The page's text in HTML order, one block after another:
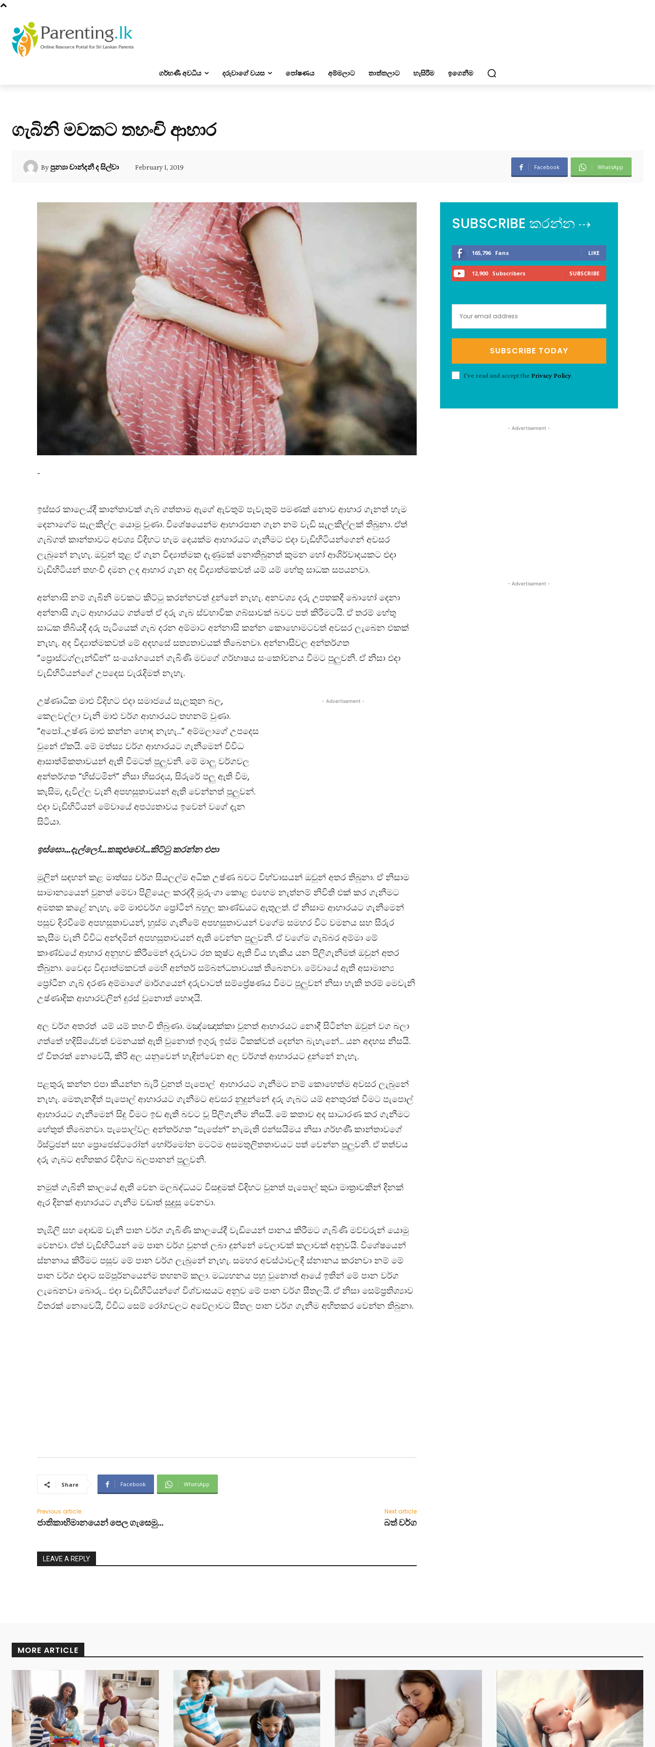
ගර්භණී අවධිය දරුවාගේ වයස පෝෂණය අම්මලාට තාත්තලාට හැසිරීම ඉගෙනීම
ගැබිනි මවකට තහංචි ආහාර
Byපුන්‍යා චාන්දනී ද සිල්වා February 1, 2019 Facebook WhatsApp
-
ඉස්සර කාලෙය්දී කාන්තාවක් ගැබ් ගත්තාම ඇගේ ඇවතුම් පැවැතුම් පමණක් නොව ආහාර ගැනත් හැම
දෙනාගේම සැලකිල්ල යොමු වුණා. විශේෂයෙන්ම ආහාරපාන ගැන නම් වැඩි සැලකිල්ලක් තිබුනා. ඒත්
ගැබ්ගත් කාන්තාවට අවශ්‍ය විදිහට හැම දෙයක්ම ආහාරයට ගැනීමට එදා වැඩිහිටියන්ගෙන් අවසර
ලැබුනේ නැහැ. ඔවුන් තුළ ඒ ගැන විද්‍යාත්මක දැණුමක් නොතිබුනත් කුමන හෝ ආශිර්වාදයකට එදා
වැඩිහිටියන් තහංචි දමන ලද ආහාර ගැන අද විද්‍යාත්මකවත් යම් යම් හේතු සාධක සපයනවා.
අන්නාසි නම් ගැබිනි මවකට කිට්ටු කරන්නවත් දුන්නේ නැහැ. අනවශ්‍ය දරු උපතකදී බොහෝ දෙනා
අන්නාසි ගැට ආහාරයට ගත්තේ ඒ දරු ගැබ ස්වභාවික ගබ්සාවක් බවට පත් කිරීමටයි. ඒ තරම් හේතු
සාධක තිබියදී දරු පැටියෙක් ගැබ දරන අම්මාට අන්නාසි කන්න කොහොමටවත් අවසර ලැබෙන එකක්
නැහැ. අද විද්‍යාත්මකවත් මේ අදහසේ සත්‍යතාවයක් තිබෙනවා. අන්නාසිවල අන්තර්ගත
“ප්‍රොස්ටග්ලැන්ඩින්” සංයෝගයෙන් ගැබිණි මවගේ ගර්භාෂය සංකෝචනය වීමට පුලුවනි. ඒ නිසා එදා
වැඩිහිටියන්ගේ උපදෙස වැරැදිමත් නැහැ.
- Advertisement -
උෂ්ණාධික මාළු විදිහට එදා සමාජයේ සැලකුන බල,
කෙලවල්ලා වැනි මාළු වර්ග ආහාරයට තහනම් වුණා.
“අපෝ…උෂ්ණ මාළු කන්න හොඳ නැහැ…” අම්මලාගේ උපදෙස
වුනේ ඒකයි. මේ මත්ස්‍ය වර්ග ආහාරයට ගැනීමෙන් විවිධ
ආසාත්මිකතාවයන් ඇති වීමටත් පුලුවනි. මේ මාලු වර්ගවල
අන්තර්ගත “හිස්ටමින්” නිසා හිසරදය, සිරුරේ පලු ඇති විම,
කැසිම, දැවිල්ල වැනි අපහසුතාවයන් ඇති වෙන්නත් පුලුවන්.
එදා වැඩිහිටියන් මේවායේ අපථ්‍යතාවය ඉවෙන් වගේ දැන
සිටියා.
ඉස්සො…දැල්ලෝ…කකුළුවෝ…කිට්ටු කරන්න එපා
මුලින් සඳහන් කළ මාත්ස්‍ය වර්ග සියලල්ම අධික උෂ්ණ බවට විහ්වාසයන් ඔවුන් අතර තිබුනා. ඒ නිසාම
සාමාන්‍යයෙන් වුනත් මේවා පිළියෙල කරද්දී මුරුංගා කොළ එහෙම නැත්නම් නිවිති එක් කර ගැනීමට
අමතක කළේ නැහැ. මේ මාළුවර්ග ප්‍රෝටීන් බහුල කාණ්ඩයට ඇතුලත්. ඒ නිසාම ආහාරයට ගැනීමෙන්
පසුව දිරවීමේ අපහසුතාවයන්, හුස්ම ගැනීමේ අපහසුතාවයන් වගේම සමහර විට වමනය සහ සිරුර
කැසීම වැනි විවිධ අන්දමින් අපහසුතාවයන් ඇති වෙන්න පුලුවනි. ඒ වගේම ගැබ්බර අම්මා මේ
කාණ්ඩයේ ආහාර අනුභව කිරීමෙන් දරුවාට රත කුෂ්ට ඇති විය හැකිය යන පිලිගැනීමත් ඔවුන් අතර
තිබුනා. වෛද්‍ය විද්‍යාත්මකවත් මෙහි අන්තර් සම්බන්ධතාවයක් තිබෙනවා. මේවායේ ඇති අසාමාන්‍ය
ප්‍රෝටීන ගැබ් දරණ අම්මාගේ මාර්ගයෙන් දරුවාටත් සම්ප්‍රේෂණය වීමට පුලුවන් නිසා හැකි තරම් මෙවැනි
උෂ්ණාදික ආහාරවලින් දුරස් වුනොත් හොදයි.
අල වර්ග අතරත් යම් යම් තහංචි තිබුණා. මඤ්ඤොක්කා වුනත් ආහාරයට නොදී සිටින්න ඔවුන් වග බලා
ගත්තේ හදිසියේවත් වමනයක් ඇති වුනොත් ඉගුරු ඉස්ම ටිකක්වත් දෙන්න බැහැනේ… යන අදහස නිසයි.
ඒ විතරක් නොවෙයි, කිරි අල යනුවෙන් හැඳින්වෙන අල වර්ගත් ආහාරයට දුන්නේ නැහැ.
පළතුරු කන්න එපා කියන්න බැරි වුනත් පැපොල් ආහාරයට ගැනීමට නම් කොහෙත්ම අවසර ලැබුනේ
නැහැ. මෙතැනදීත් පැපොල් ආහාරයට ගැනීමට අවසර නුදුන්නේ දරු ගැබට යම් අනතුරක් වීමට පැපොල්
ආහාරයට ගැනීමෙන් සිදු වීමට ඉඩ ඇති බවට වූ පිලිගැනීම නිසයි. මේ කතාව අද සාධාරණ කර ගැනීමට
හේතුත් තිබෙනවා. පැපොල්වල අන්තර්ගත “පැපේන්” නැමැති එන්සයිමය නිසා ගර්භණී කාන්තාවගේ
ඊස්ට්‍රජන් සහ ප්‍රොජෙස්ටරෝන් හෝර්මෝන මටට්ම අසමතුලිතතාවයට පත් වෙන්න පුලුවනි. ඒ තත්වය
දරු ගැබට අහිතකර විදිහට බලපානන් පුලුවනි.
නමුත් ගැබිනි කාලයේ ඇති වෙන මලබද්ධයට විසඳුමක් විදිහට වුනත් පැපොල් කුඩා මාත්‍රාවකින් දිනක්
ඇර දිනක් ආහාරයට ගැනීම වඩාත් සුදුසු වෙනවා.
තැඹිලි සහ දොඩම් වැනි පාන වර්ග ගැබිණි කාලයේදී වැඩියෙන් පානය කිරීමට ගැබිණි මව්වරුන් යොමු
වෙනවා. ඒත් වැඩිහිටියන් මෙ පාන වර්ග වුනත් ලබා දුන්නේ වෙලාවක් කලාවක් අනුවයි. විශේෂයෙන්
ස්නනාය කිරීමට පසුව මේ පාන වර්ග ලැබුනේ නැහැ. සමහර අවස්ථාවලදී ස්නානය කරනවා නම් මේ
පාන වර්ග එදාට සම්පූර්නයෙන්ම තහනම් කලා. මධ්‍යහනය පහු වුනොත් ආයේ ඉතින් මේ පාන වර්ග
ලැබෙනවා බොරු… එදා වැඩිහිටියන්ගේ විශ්වාසයට අනුව මේ පාන වර්ග සීතලයි. ඒ නිසා සෙම්ප්‍රතිශ්‍යාව
විතරක් නොවෙයි, විවිධ සෙම් රෝගවලට අවේලාවට සීතල පාන වර්ග ගැනීම අහිතකර වෙන්න තිබුනා.
Share Facebook WhatsApp
Previous article
ජාතිකාභිමානයෙන් පෙල ගැසෙමු…
Next article
බත් වර්ග
LEAVE A REPLY
SUBSCRIBE කරන්න ⇢
165,796 Fans LIKE
12,900 Subscribers SUBSCRIBE
SUBSCRIBE TODAY
I've read and accept the Privacy Policy.
- Advertisement -
- Advertisement -
MORE ARTICLE